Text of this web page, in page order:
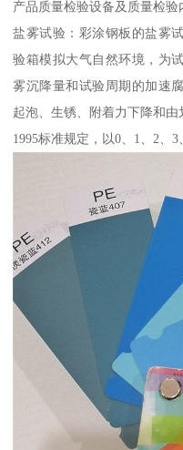
产品质量检验设备及质量检验
盐雾试验：彩涂钢板的盐雾
验箱模拟大气自然环境，为
雾沉降量和试验周期的加速
起泡、生锈、附着力下降和
1995标准规定，以0、1、2、